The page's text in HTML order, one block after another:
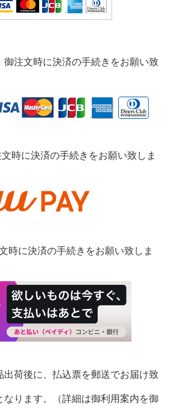
御注文時に決済の手続きをお願い致
文時に決済の手続きをお願い致しま
時に決済の手続きをお願い致しま
出荷後に、払込票を郵送でお届け致
ります。（詳細は御利用案内を御